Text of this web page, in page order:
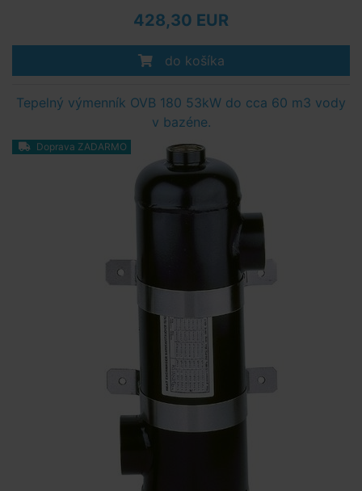
428,30 EUR
do košíka
Tepelný výmenník OVB 180 53kW do cca 60 m3 vody
v bazéne.
Doprava ZADARMO